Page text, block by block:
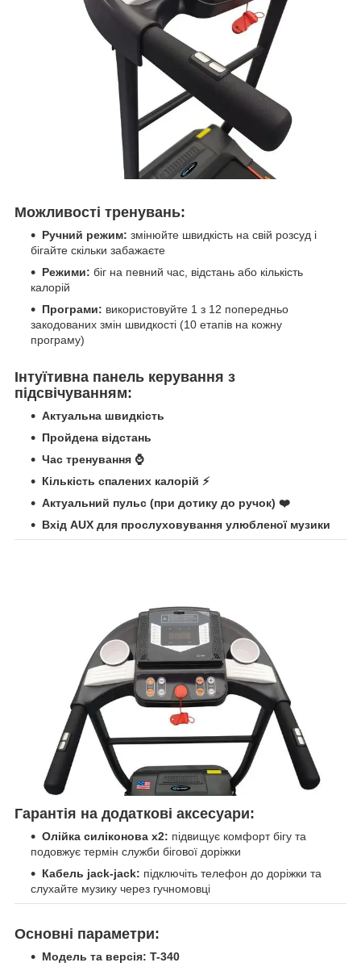
Можливості тренувань:
Ручний режим: змінюйте швидкість на свій розсуд і
бігайте скільки забажаєте
Режими: біг на певний час, відстань або кількість
калорій
Програми: використовуйте 1 з 12 попередньо
закодованих змін швидкості (10 етапів на кожну
програму)
Інтуїтивна панель керування з
підсвічуванням:
Актуальна швидкість
Пройдена відстань
Час тренування ⌚
Кількість спалених калорій ⚡
Актуальний пульс (при дотику до ручок) ❤️
Вхід AUX для прослуховування улюбленої музики
Гарантія на додаткові аксесуари:
Олійка силіконова x2: підвищує комфорт бігу та
подовжує термін служби бігової доріжки
Кабель jack-jack: підключіть телефон до доріжки та
слухайте музику через гучномовці
Основні параметри:
Модель та версія: T-340